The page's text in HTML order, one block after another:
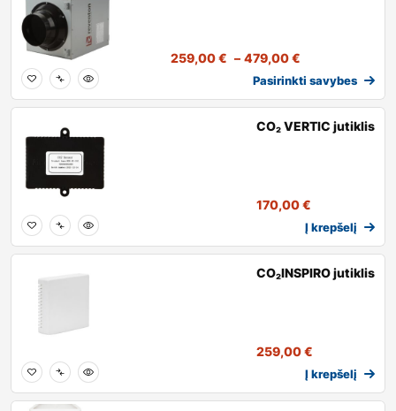
259,00€ – 479,00€
Pasirinkti savybes
CO₂ VERTIC jutiklis
170,00€
Į krepšelį
CO₂INSPIRO jutiklis
259,00€
Į krepšelį